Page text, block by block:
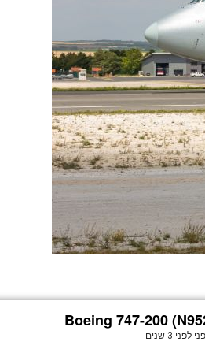
Boeing 747-200
לפני 3 שנים